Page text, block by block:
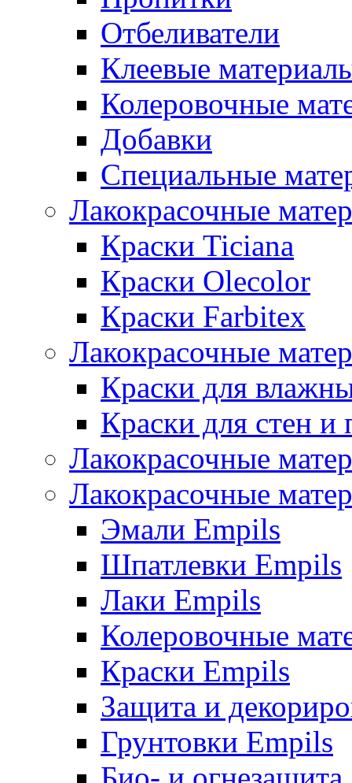
Отбеливатели
Клеевые
Колеровочные
Добавки
Специальные
Лакокрасочные
Краски Ticiana
Краски Olecolor
Краски Farbitex
Лакокрасочные
Краски для
Краски для стен и
Лакокрасочные
Лакокрасочные
Эмали Empils
Шпатлевки Empils
Лаки Empils
Колеровочные
Краски Empils
Защита и
Грунтовки Empils